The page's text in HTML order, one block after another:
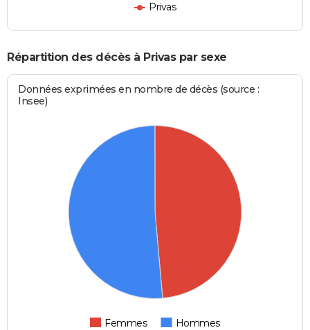
Privas
Répartition des décès à Privas par sexe
Données exprimées en nombre de décès (source :
Insee)
Femmes Hommes